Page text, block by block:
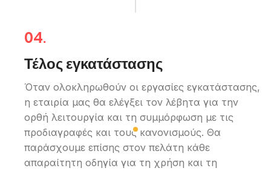
04.
Τέλος εγκατάστασης
Όταν ολοκληρωθούν οι εργασίες εγκατάστασης,
η εταιρία μας θα ελέγξει τον λέβητα για την
ορθή λειτουργία και τη συμμόρφωση με τις
προδιαγραφές και τους κανονισμούς. Θα
παράσχουμε επίσης στον πελάτη κάθε
απαραίτητη οδηγία για τη χρήση και τη